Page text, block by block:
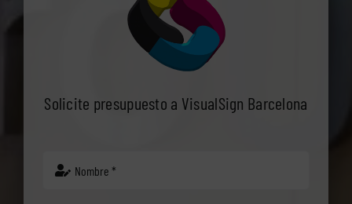
Solicite presupuesto a VisualSign Barcelona